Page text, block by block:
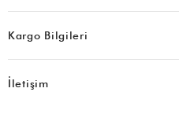
Kargo Bilgileri
İletişim